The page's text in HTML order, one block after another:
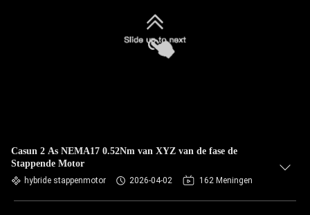
Casun 2 As NEMA17 0.52Nm van XYZ van de fase de
Stappende Motor
hybride stappenmotor 2026-04-02 162 Meningen